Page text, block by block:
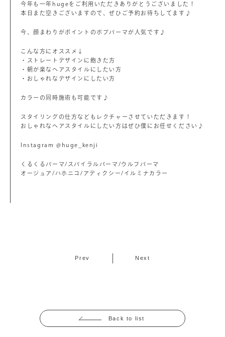
今年も一年hugeをご利用いただきありがとうございました！
本日また空きございますので、ぜひご予約お待ちしてます♪
今、顔まわりがポイントのボブパーマが人気です♪
こんな方にオススメ↓
・ストレートデザインに飽きた方
・朝が楽なヘアスタイルにしたい方
・おしゃれなデザインにしたい方
カラーの同時施術も可能です♪
スタイリングの仕方などもレクチャーさせていただきます！
おしゃれなヘアスタイルにしたい方はぜひ僕にお任せください♪
Instagram @huge_kenji
くるくるパーマ/スパイラルパーマ/ウルフパーマ
オージュア/ハホニコ/アディクシー/イルミナカラー
Prev Next
Back to list